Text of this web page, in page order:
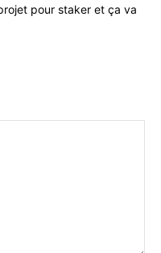
pour staker et ça va